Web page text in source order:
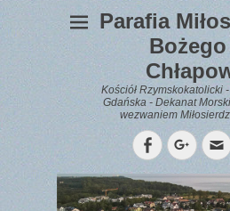
Parafia
Kościół Rzymskokatolicki
Gdańska - Dekanat
wezwaniem
Facebook